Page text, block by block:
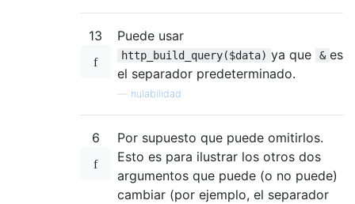
13 Puede usar
http_build_query($data) ya que & es
el separador predeterminado.
nulabilidad
6
Por supuesto que puede omitirlos.
Esto es para ilustrar los otros dos
argumentos que puede (o no puede)
cambiar (por ejemplo, el separador